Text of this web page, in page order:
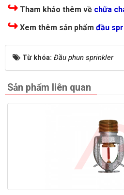
↪ Tham khảo thêm về chữa
↪ Xem thêm sản phẩm đầu
Từ khóa: Đầu phun sprinkler
Sản phẩm liên quan